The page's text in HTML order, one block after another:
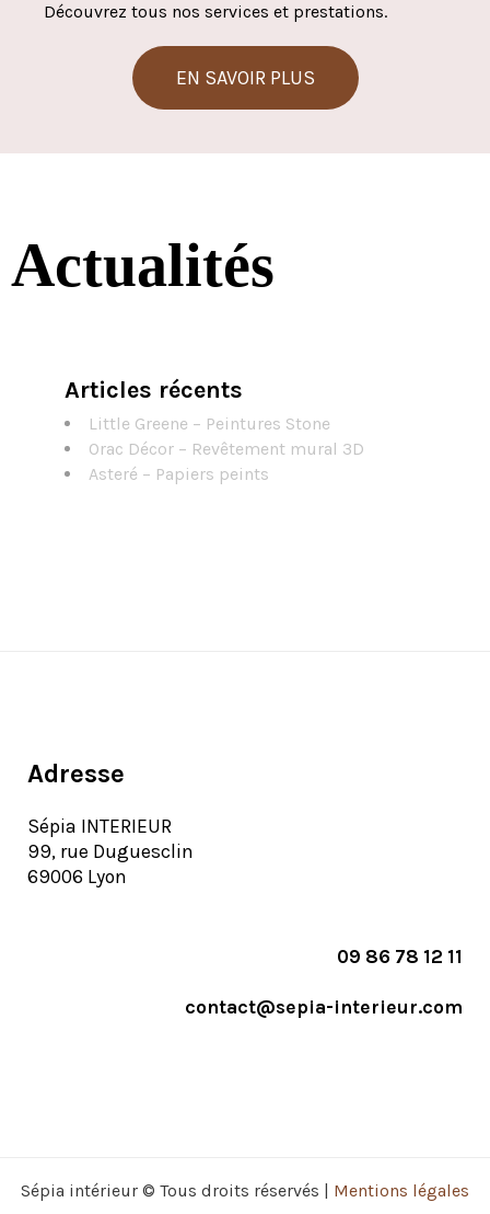
Découvrez tous nos services et prestations.
EN SAVOIR PLUS
Actualités
Articles récents
Little Greene – Peintures Stone
Orac Décor – Revêtement mural 3D
Asteré – Papiers peints
Adresse
Sépia INTERIEUR
99, rue Duguesclin
69006 Lyon
09 86 78 12 11
contact@sepia-interieur.com
Sépia intérieur © Tous droits réservés | Mentions légales